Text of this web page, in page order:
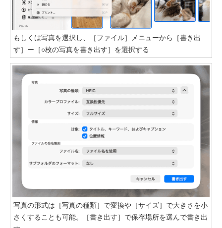
もしくは写真を選択し、［ファイル］メニューから［書き出
す］ー［○枚の写真を書き出す］を選択する
写真の形式は［写真の種類］で変換や［サイズ］で大きさを小
さくすることも可能。［書き出す］で保存場所を選んで書き出